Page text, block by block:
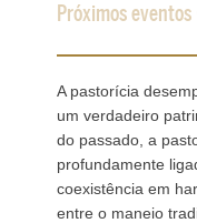
Próximos eventos
A pastorícia
um verdadeiro
do passado, a
profundamente
coexistência em
entre o maneio